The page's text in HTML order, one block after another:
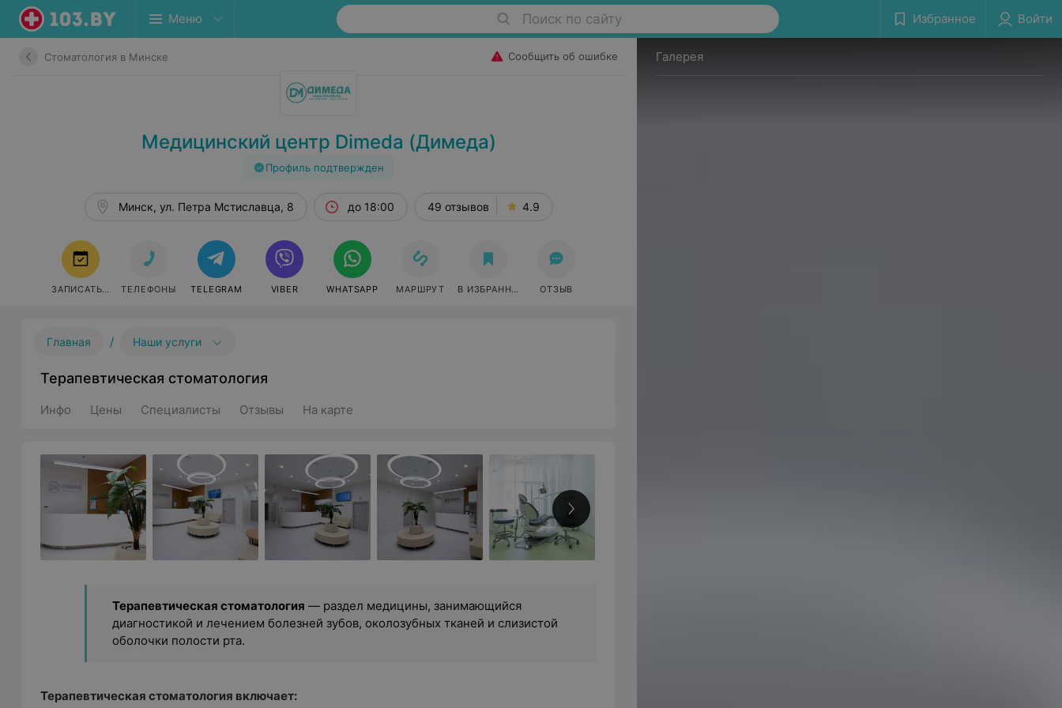
Меню Поиск по сайту Избранное Войти
Стоматология в Минске Сообщить об ошибке
Медицинский центр Dimeda (Димеда)
Профиль подтвержден
Минск, ул. Петра Мстиславца, 8 до 18:00 49 отзывов 4.9
ЗАПИСАТЬСЯ ТЕЛЕФОНЫ TELEGRAM VIBER WHATSAPP МАРШРУТ В ИЗБРАННОЕ ОТЗЫВ
Главная / Наши услуги
Терапевтическая стоматология
Инфо Цены Специалисты Отзывы На карте
Терапевтическая стоматология — раздел медицины, занимающийся
диагностикой и лечением болезней зубов, околозубных тканей и слизистой
оболочки полости рта.
Терапевтическая стоматология включает:
Галерея